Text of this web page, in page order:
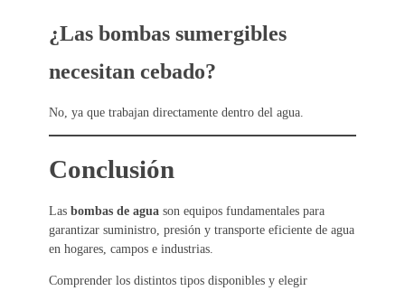
¿Las bombas sumergibles
necesitan cebado?
No, ya que trabajan directamente dentro del agua.
Conclusión
Las bombas de aguason equipos fundamentales para
garantizar suministro, presión y transporte eficiente de agua
en hogares, campos e industrias.
Comprender los distintos tipos disponibles y elegir